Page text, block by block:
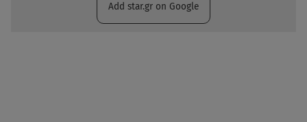
Add star.gr on Google